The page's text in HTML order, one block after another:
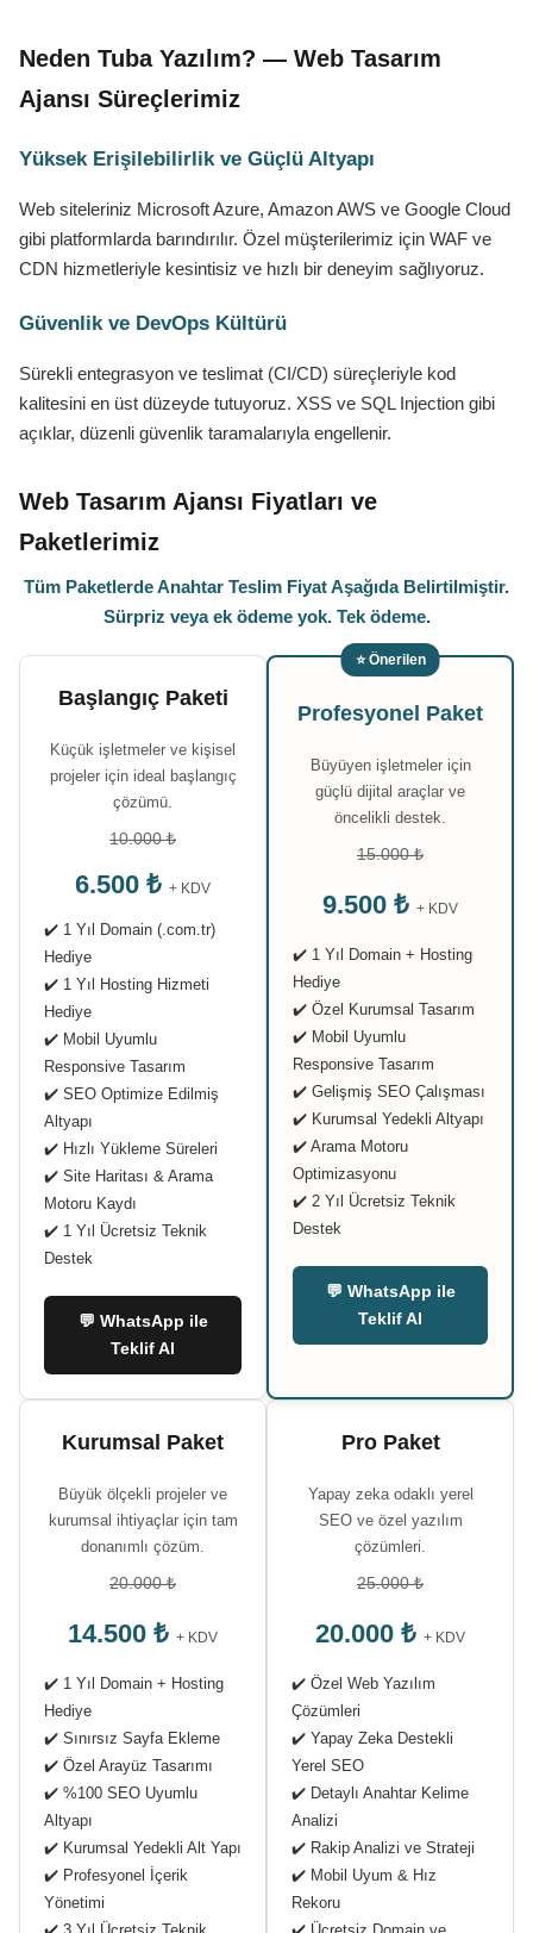
Neden Tuba Yazılım? — Web Tasarım
Ajansı Süreçlerimiz
Yüksek Erişilebilirlik ve Güçlü Altyapı
Web siteleriniz Microsoft Azure, Amazon AWS ve Google Cloud
gibi platformlarda barındırılır. Özel müşterilerimiz için WAF ve
CDN hizmetleriyle kesintisiz ve hızlı bir deneyim sağlıyoruz.
Güvenlik ve DevOps Kültürü
Sürekli entegrasyon ve teslimat (CI/CD) süreçleriyle kod
kalitesini en üst düzeyde tutuyoruz. XSS ve SQL Injection gibi
açıklar, düzenli güvenlik taramalarıyla engellenir.
Web Tasarım Ajansı Fiyatları ve
Paketlerimiz
Tüm Paketlerde Anahtar Teslim Fiyat Aşağıda Belirtilmiştir.
Sürpriz veya ek ödeme yok. Tek ödeme.
Başlangıç Paketi
Küçük işletmeler ve kişisel
projeler için ideal başlangıç
çözümü.
10.000 ₺
6.500 ₺ + KDV
✔️ 1 Yıl Domain (.com.tr)
Hediye
✔️ 1 Yıl Hosting Hizmeti
Hediye
✔️ Mobil Uyumlu
Responsive Tasarım
✔️ SEO Optimize Edilmiş
Altyapı
✔️ Hızlı Yükleme Süreleri
✔️ Site Haritası & Arama
Motoru Kaydı
✔️ 1 Yıl Ücretsiz Teknik
Destek
💬 WhatsApp ile
Teklif Al
⭐ Önerilen
Profesyonel Paket
Büyüyen işletmeler için
güçlü dijital araçlar ve
öncelikli destek.
15.000 ₺
9.500 ₺ + KDV
✔️ 1 Yıl Domain + Hosting
Hediye
✔️ Özel Kurumsal Tasarım
✔️ Mobil Uyumlu
Responsive Tasarım
✔️ Gelişmiş SEO Çalışması
✔️ Kurumsal Yedekli Altyapı
✔️ Arama Motoru
Optimizasyonu
✔️ 2 Yıl Ücretsiz Teknik
Destek
💬 WhatsApp ile
Teklif Al
Kurumsal Paket
Büyük ölçekli projeler ve
kurumsal ihtiyaçlar için tam
donanımlı çözüm.
20.000 ₺
14.500 ₺ + KDV
✔️ 1 Yıl Domain + Hosting
Hediye
✔️ Sınırsız Sayfa Ekleme
✔️ Özel Arayüz Tasarımı
✔️ %100 SEO Uyumlu
Altyapı
✔️ Kurumsal Yedekli Alt Yapı
✔️ Profesyonel İçerik
Yönetimi
Pro Paket
Yapay zeka odaklı yerel
SEO ve özel yazılım
çözümleri.
25.000 ₺
20.000 ₺ + KDV
✔️ Özel Web Yazılım
Çözümleri
✔️ Yapay Zeka Destekli
Yerel SEO
✔️ Detaylı Anahtar Kelime
Analizi
✔️ Rakip Analizi ve Strateji
✔️ Mobil Uyum & Hız
Rekoru